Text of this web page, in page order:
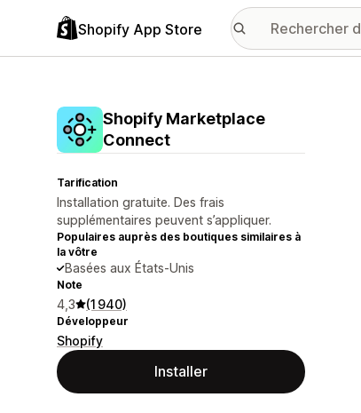
Shopify App Store
Shopify Marketplace
Connect
Tarification
Installation gratuite. Des frais
supplémentaires peuvent s’appliquer.
Populaires auprès des boutiques similaires à
la vôtre
Basées aux États-Unis
Note
4,3 (1 940)
Développeur
Shopify
Installer